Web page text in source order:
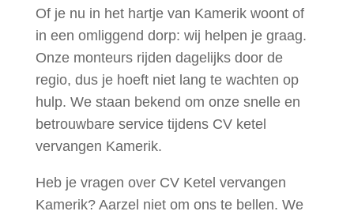
Of je nu in het hartje van Kamerik woont of
in een omliggend dorp: wij helpen je graag.
Onze monteurs rijden dagelijks door de
regio, dus je hoeft niet lang te wachten op
hulp. We staan bekend om onze snelle en
betrouwbare service tijdens CV ketel
vervangen Kamerik.
Heb je vragen over CV Ketel vervangen
Kamerik? Aarzel niet om ons te bellen. We